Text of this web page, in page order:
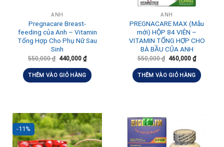
ANH
Pregnacare Breast-
feeding của Anh – Vitamin
Tổng Hợp Cho Phụ Nữ Sau
Sinh
550,000₫ 440,000 ₫
THÊM VÀO GIỎ HÀNG
ANH
PREGNACARE MAX (Mẫu
mới) HỘP 84 VIÊN –
VITAMIN TỔNG HỢP CHO
BÀ BẦU CỦA ANH
550,000₫ 460,000 ₫
THÊM VÀO GIỎ HÀNG
-11%